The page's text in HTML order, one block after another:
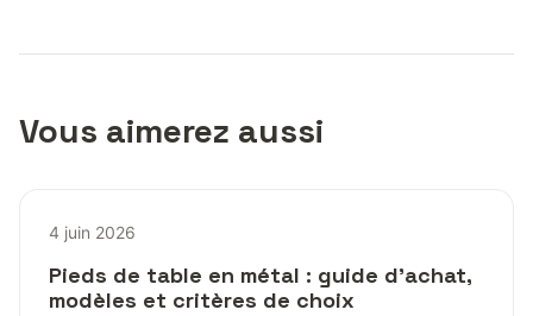
Vous aimerez aussi
4 juin 2026
Pieds de table en métal : guide d’achat,
modèles et critères de choix